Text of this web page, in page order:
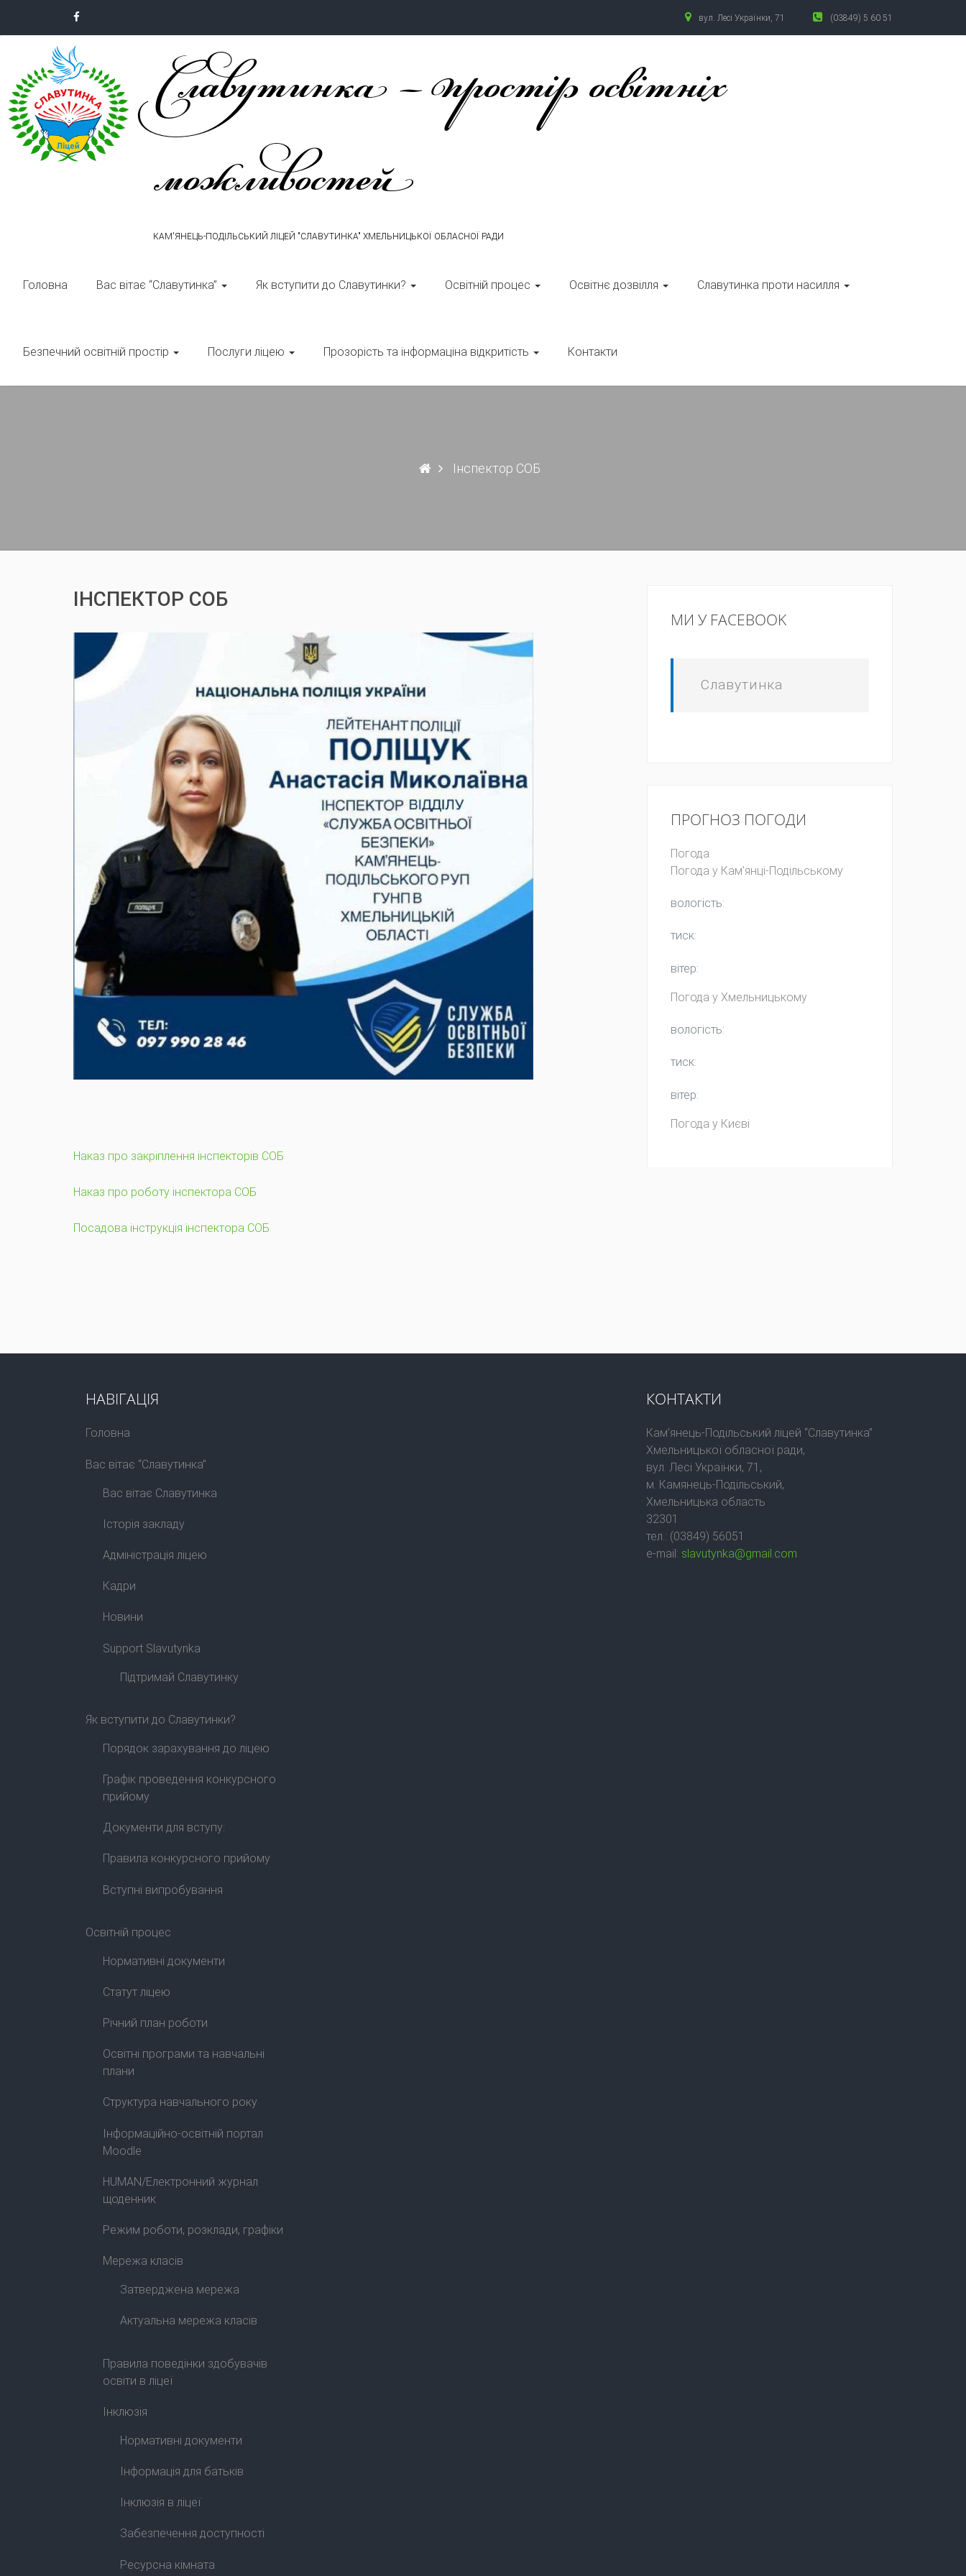
вул. Лесі Українки, 71 (03849) 5 60 51
content
Славутинка – простір освітніх
можливостей
КАМ'ЯНЕЦЬ-ПОДІЛЬСЬКИЙ ЛІЦЕЙ "СЛАВУТИНКА" ХМЕЛЬНИЦЬКОЇ ОБЛАСНОЇ РАДИ
Головна Вас вітає “Славутинка” Як вступити до Славутинки? Освітній процес Освітнє дозвілля Славутинка проти насилля
Безпечний освітній простір Послуги ліцею Прозорість та інформаціна відкритість Контакти
Інспектор СОБ
ІНСПЕКТОР СОБ
Наказ про закріплення інспекторів СОБ
Наказ про роботу інспектора СОБ
Посадова інструкція інспектора СОБ
МИ У FACEBOOK
Славутинка
ПРОГНОЗ ПОГОДИ
Погода
Погода у Кам'янці-Подільському
вологість:
тиск:
вітер:
Погода у Хмельницькому
вологість:
тиск:
вітер:
Погода у Києві
НАВІГАЦІЯ
Головна
Вас вітає “Славутинка”
Вас вітає Славутинка
Історія закладу
Адміністрація ліцею
Кадри
Новини
Support Slavutynka
Підтримай Славутинку
Як вступити до Славутинки?
Порядок зарахування до ліцею
Графік проведення конкурсного
прийому
Документи для вступу:
Правила конкурсного прийому
Вступні випробування
Освітній процес
Нормативні документи
Статут ліцею
Річний план роботи
Освітні програми та навчальні
плани
Структура навчального року
Інформаційно-освітній портал
Moodle
HUMAN/Електронний журнал
щоденник
Режим роботи, розклади, графіки
Мережа класів
Затверджена мережа
Актуальна мережа класів
Правила поведінки здобувачів
освіти в ліцеї
Інклюзія
Нормативні документи
Інформація для батьків
Інклюзія в ліцеї
Забезпечення доступності
Ресурсна кімната
КОНТАКТИ
Кам’янець-Подільський ліцей “Славутинка”
Хмельницької обласної ради,
вул. Лесі Українки, 71,
м. Камянець-Подільський,
Хмельницька область
32301
тел.: (03849) 56051
e-mail: slavutynka@gmail.com